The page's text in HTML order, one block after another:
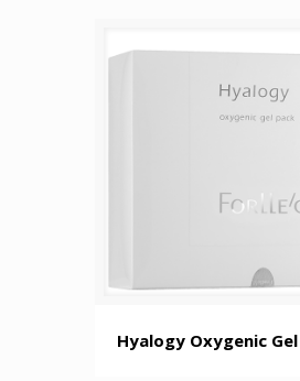
Hyalogy Oxygenic